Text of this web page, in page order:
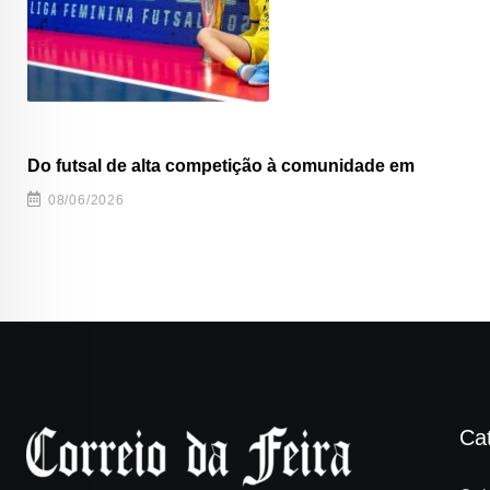
Do futsal de alta competição à comunidade em
08/06/2026